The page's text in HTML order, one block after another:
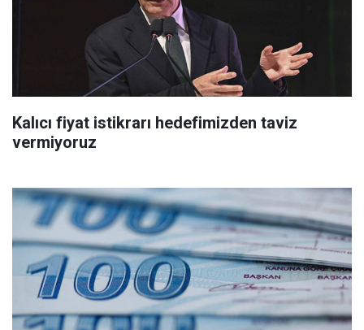
Kalıcı fiyat istikrarı hedefimizden taviz
vermiyoruz